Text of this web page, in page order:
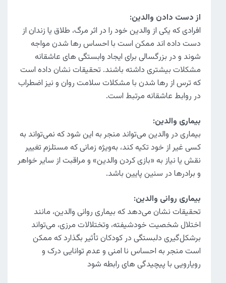
از دست دادن والدین:
افرادی که یکی از والدین خود را در اثر مرگ، طلاق یا زندان از
دست داده اند ممکن است با احساس رها شدن مواجه
شوند و در بزرگسالی برای ایجاد وابستگی های عاشقانه
مشکلات بیشتری داشته باشند. تحقیقات نشان داده است
که ترس از رها شدن با مشکلات سلامت روان و نیز اضطراب
در روابط عاشقانه مرتبط است.
بیماری والدین:
بیماری در والدین می‌تواند منجر به این شود که نمی‌تواند به
کسی غیر از خود تکیه کند، به‌ویژه زمانی که مستلزم تغییر
نقش یا نیاز به «بازی کردن والدین» و مراقبت از سایر خواهر
و برادرها در سنین پایین باشد.
بیماری روانی والدین:
تحقیقات نشان می‌دهد که بیماری روانی والدین، مانند
اختلال شخصیت خودشیفته، وتختلالات مرزی، می‌تواند
برشکل‌گیری دلبستگی در کودکان تأثیر بگذارد که ممکن
است منجر به احساس نا امنی و عدم توانایی درک و
رویارویی با پیچیدگی های رابطه شود